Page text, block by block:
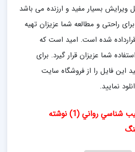
ویرایش بسیار مفید و ارزنده می باشد
و در قالب فرمت ppt برای راحتی و مطالعه شما عزیزان تهیه
شده است. امید است که
شما عزیزان قرار گیرد. برای
این فایل را از فروشگاه سایت
نمایید.
فایل پاورپوینت آسيب شناسي رواني (1) نوشته‌